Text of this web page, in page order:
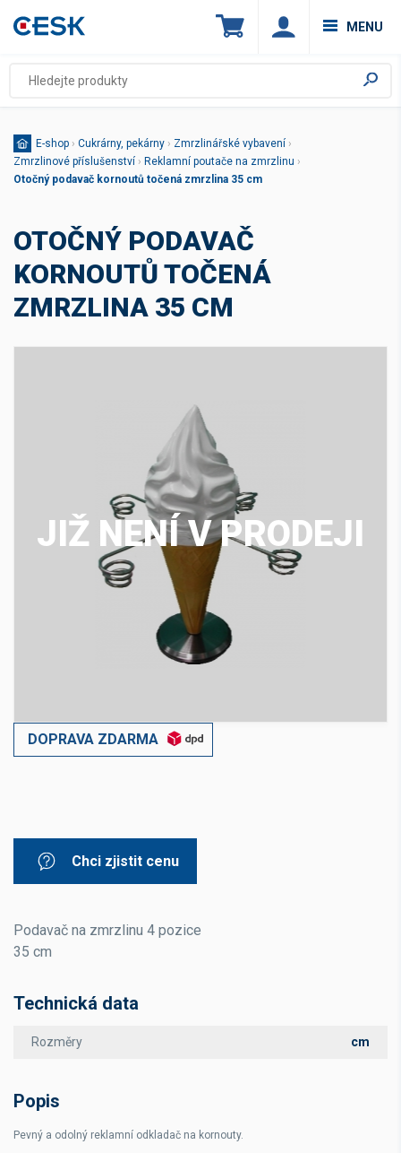
MENU
E-shop › Cukrárny, pekárny › Zmrzlinářské vybavení ›
Zmrzlinové příslušenství › Reklamní poutače na zmrzlinu ›
Otočný podavač kornoutů točená zmrzlina 35 cm
OTOČNÝ PODAVAČ
KORNOUTŮ TOČENÁ
ZMRZLINA 35 CM
JIŽ NENÍ V PRODEJI
DOPRAVA ZDARMA
Chci zjistit cenu
Podavač na zmrzlinu 4 pozice
35 cm
Technická data
Rozměry cm
Popis
Pevný a odolný reklamní odkladač na kornouty.